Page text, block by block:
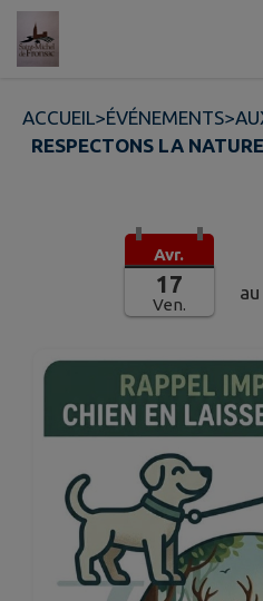
Contenu
ACCUEIL>ÉVÉNEMENTS>
RESPECTONS LA NATURE
Avr.
17
Ven.
au